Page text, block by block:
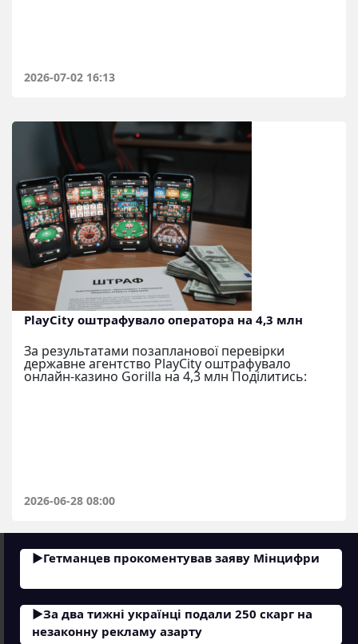
2026-07-02 16:13
PlayCity оштрафувало оператора на 4,3 млн
За результатами позапланової перевірки
державне агентство PlayCity оштрафувало
онлайн-казино Gorilla на 4,3 млн Поділитись:
2026-06-28 08:00
Гетманцев прокоментував заяву Мінцифри
За два тижні українці подали 250 скарг на
незаконну рекламу азарту